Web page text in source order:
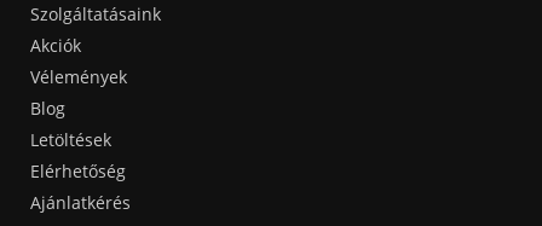
Szolgáltatásaink
Akciók
Vélemények
Blog
Letöltések
Elérhetőség
Ajánlatkérés